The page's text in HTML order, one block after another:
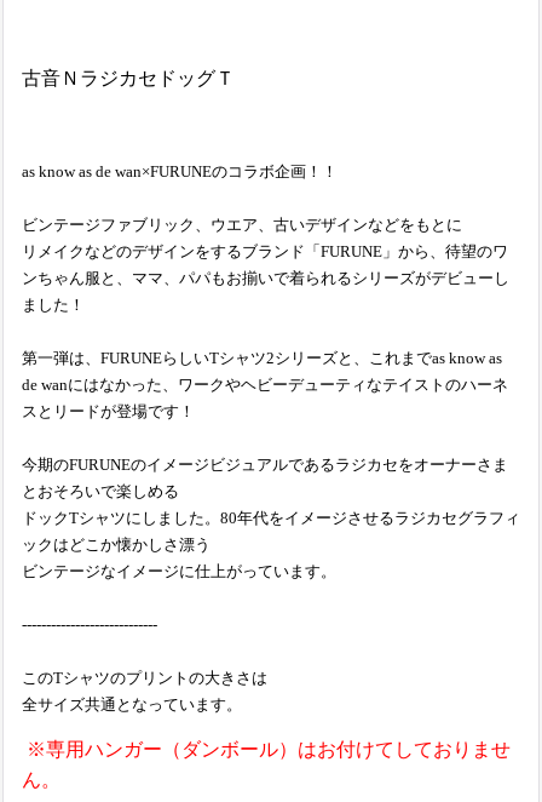
古音ＮラジカセドッグＴ
as know as de wan×FURUNEのコラボ企画！！
ビンテージファブリック、ウエア、古いデザインなどをもとに
リメイクなどのデザインをするブランド「FURUNE」から、待望のワ
ンちゃん服と、ママ、パパもお揃いで着られるシリーズがデビューし
ました！
第一弾は、FURUNEらしいTシャツ2シリーズと、これまでas know as
de wanにはなかった、ワークやヘビーデューティなテイストのハーネ
スとリードが登場です！
今期のFURUNEのイメージビジュアルであるラジカセをオーナーさま
とおそろいで楽しめる
ドックTシャツにしました。80年代をイメージさせるラジカセグラフィ
ックはどこか懐かしさ漂う
ビンテージなイメージに仕上がっています。
----------------------------
このTシャツのプリントの大きさは
全サイズ共通となっています。
※専用ハンガー（ダンボール）はお付けてしておりませ
ん。